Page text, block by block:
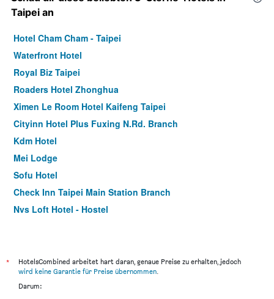
Taipei an
Hotel Cham Cham - Taipei
Waterfront Hotel
Royal Biz Taipei
Roaders Hotel Zhonghua
Ximen Le Room Hotel Kaifeng Taipei
Cityinn Hotel Plus Fuxing N.Rd. Branch
Kdm Hotel
Mei Lodge
Sofu Hotel
Check Inn Taipei Main Station Branch
Nys Loft Hotel - Hostel
Sunrise Business Hotel Ximen
Sky19 Hotel
*
HotelsCombined arbeitet hart daran, genaue Preise zu erhalten, jedoch
wird keine Garantie für Preise übernommen.
Darum: